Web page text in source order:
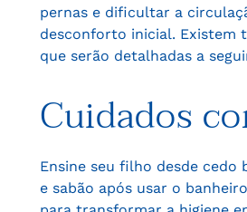
pernas e dificultar a
desconforto inicial. Existem
que serão detalhadas a
Cuidados
Ensine seu filho desde cedo
e sabão após usar o